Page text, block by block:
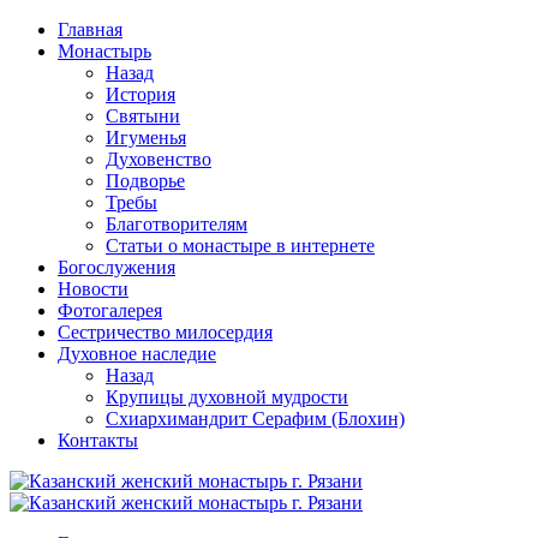
Перейти
содержимому
Главная
Монастырь
Назад
История
Святыни
Игуменья
Духовенство
Подворье
Требы
Благотворителям
Статьи о монастыре в интернете
Богослужения
Новости
Фотогалерея
Сестричество милосердия
Духовное наследие
Назад
Крупицы духовной мудрости
Схиархимандрит Серафим (Блохин)
Контакты